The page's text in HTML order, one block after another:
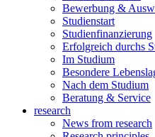
Bewerbung &
Studienstart
Studienfinanzierung
Erfolgreich durchs
Im Studium
Besondere
Nach dem Studium
Beratung & Service
research
News from research